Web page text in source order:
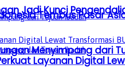
Menyimpang dari
Tembus Pasar
Jadi Kunci
Layanan Digital